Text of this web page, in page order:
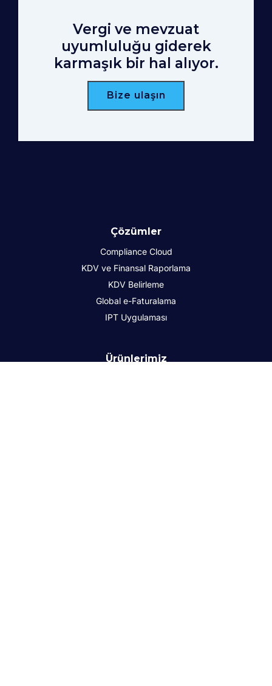
Vergi ve mevzuat
uyumluluğu giderek
karmaşık bir hal alıyor.
Bize ulaşın
Çözümler
Compliance Cloud
KDV ve Finansal Raporlama
KDV Belirleme
Global e-Faturalama
IPT Uygulaması
Ürünlerimiz